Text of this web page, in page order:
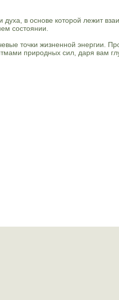
в основе которой лежит
состоянии.
точки жизненной энергии.
природных сил, даря вам